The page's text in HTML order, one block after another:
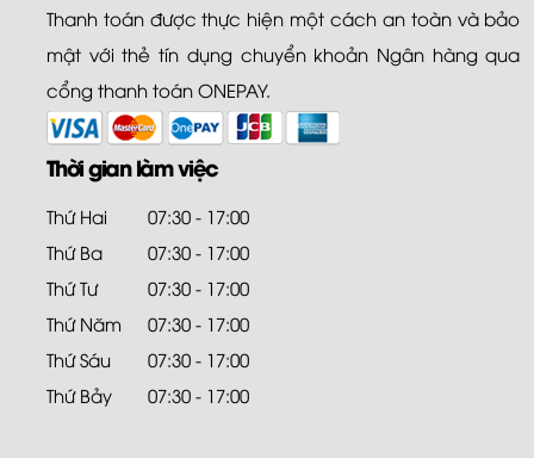
Thanh toán được thực hiện một cách an toàn và bảo
mật với thẻ tín dụng chuyển khoản Ngân hàng qua
cổng thanh toán ONEPAY.
Thời gian làm việc
Thứ Hai
07:30 - 17:00
Thứ Ba
07:30 - 17:00
Thứ Tư
07:30 - 17:00
Thứ Năm
07:30 - 17:00
Thứ Sáu
07:30 - 17:00
Thứ Bảy
07:30 - 17:00